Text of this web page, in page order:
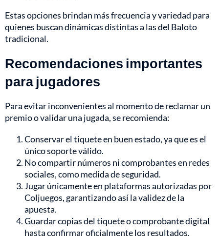
Estas opciones brindan más frecuencia y variedad para
quienes buscan dinámicas distintas a las del Baloto
tradicional.
Recomendaciones importantes
para jugadores
Para evitar inconvenientes al momento de reclamar un
premio o validar una jugada, se recomienda:
Conservar el tiquete en buen estado, ya que es el
único soporte válido.
No compartir números ni comprobantes en redes
sociales, como medida de seguridad.
Jugar únicamente en plataformas autorizadas por
Coljuegos, garantizando así la validez de la
apuesta.
Guardar copias del tiquete o comprobante digital
hasta confirmar oficialmente los resultados.